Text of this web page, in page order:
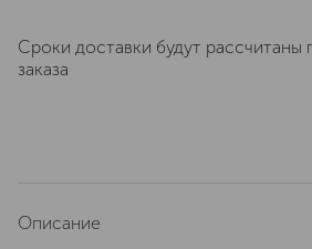
Сроки доставки будут
заказа
Описание